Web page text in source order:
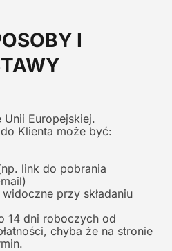
I
Unii Europejskiej.
Klienta może być:
link do pobrania
przy składaniu
14 dni roboczych od
chyba że na stronie